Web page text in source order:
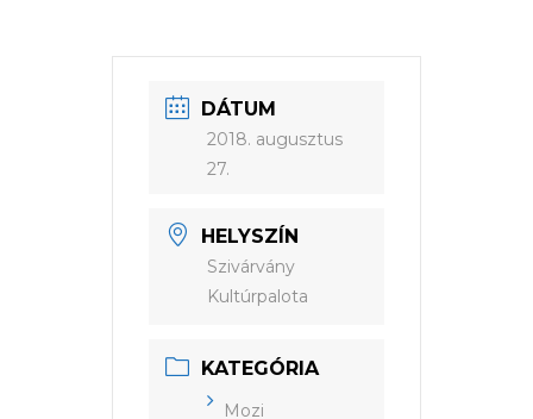
DÁTUM
2018. augusztus
27.
HELYSZÍN
Szivárvány
Kultúrpalota
KATEGÓRIA
Mozi